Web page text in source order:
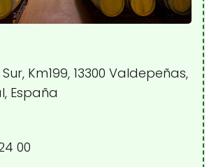
Km199, 13300 Valdepeñas,
España
00